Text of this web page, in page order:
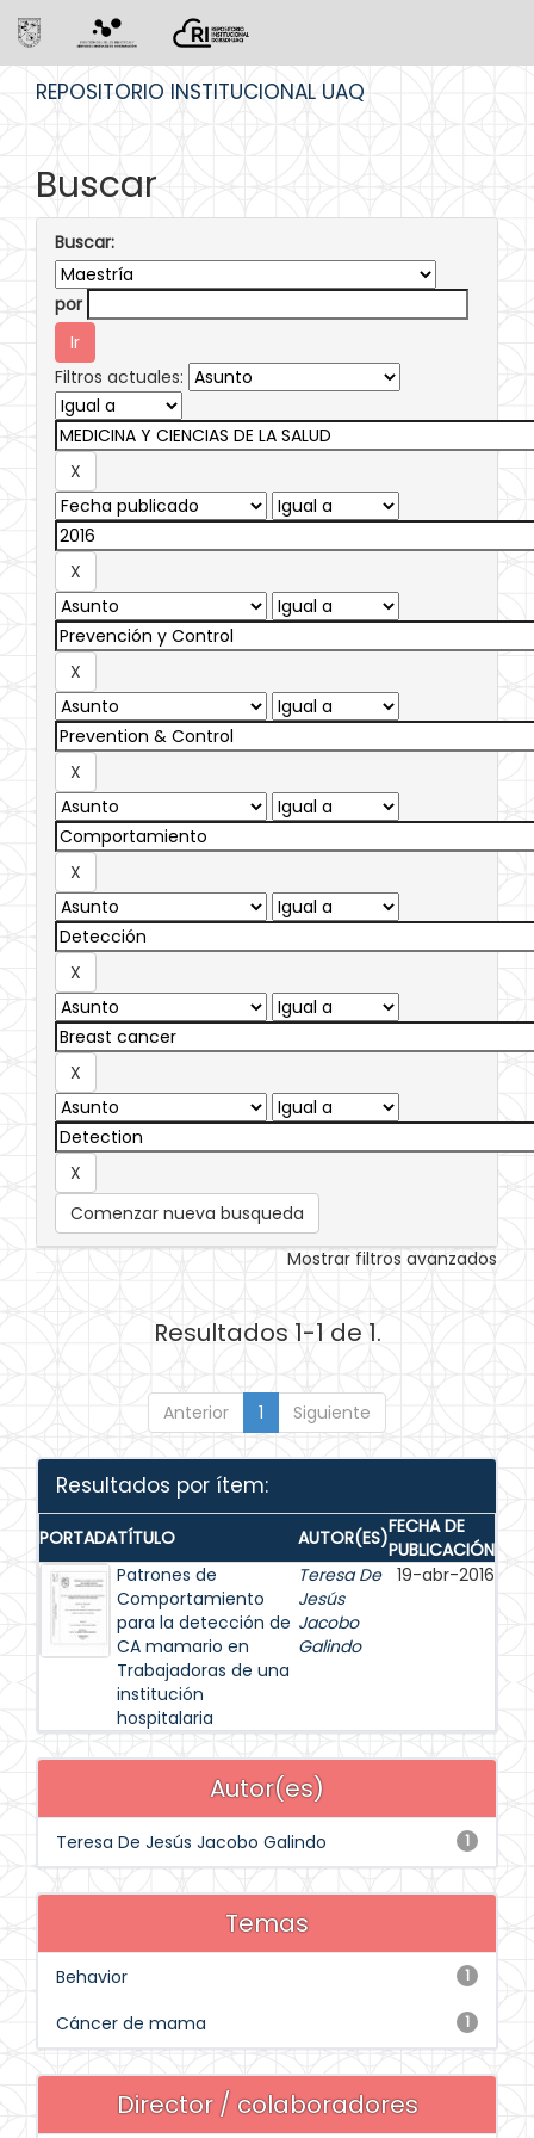
REPOSITORIO INSTITUCIONAL UAQ
Buscar
Buscar:
por
Filtros actuales:
Comenzar nueva busqueda
Mostrar filtros avanzados
Resultados 1-1 de 1.
Anterior 1 Siguiente
Resultados por ítem:
PORTADATÍTULO AUTOR(ES)FECHA DE
PUBLICACIÓN
Patrones de
Comportamiento
para la detección de
CA mamario en
Trabajadoras de una
institución
hospitalaria
Teresa De
Jesús
Jacobo
Galindo
19-abr-2016
Autor(es)
1
Teresa De Jesús Jacobo Galindo
Temas
1
Behavior
1
Cáncer de mama
Director / colaboradores